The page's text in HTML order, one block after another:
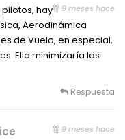
9 meses hace
hay
Aerodinámica
de Vuelo, en especial,
Ello minimizaría los
Respuesta
9 meses hace